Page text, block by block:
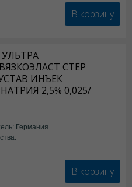
В корзину
СТЕР
ИНЪЕК
2,5% 0,025/
Германия
В корзину